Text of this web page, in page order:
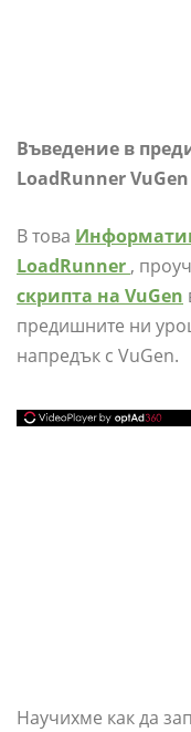
Въведение в
LoadRunner
В това
LoadRunner ,
скрипта на VuGen
предишните ни
напредък с VuGen.
Научихме как да